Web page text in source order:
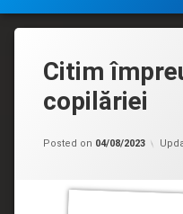
Citim
copilăriei
Posted on 04/08/2023